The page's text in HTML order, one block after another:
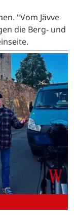
"Vom Jävve
die Berg- und